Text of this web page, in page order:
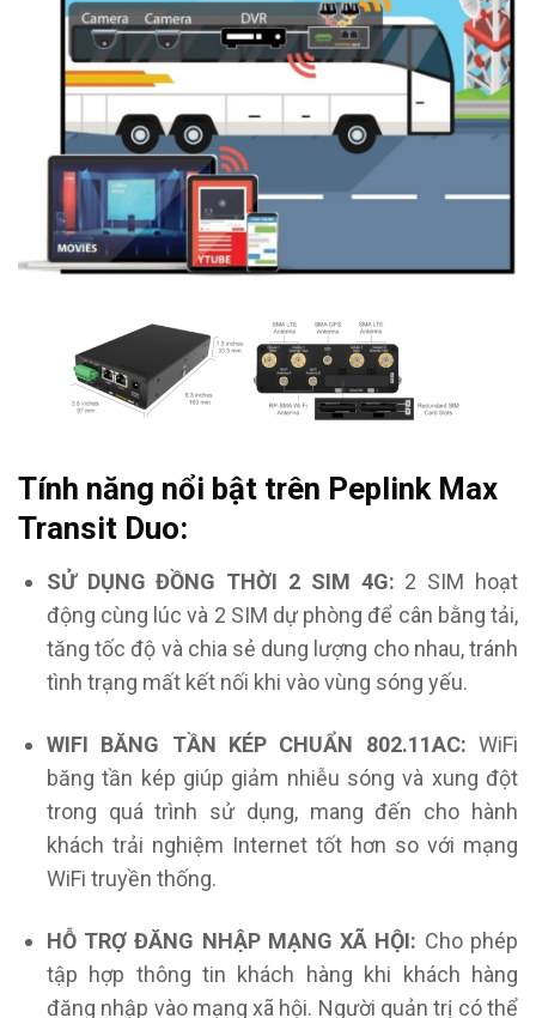
Tính năng nổi bật trên Peplink Max
Transit Duo:
SỬ DỤNG ĐỒNG THỜI 2 SIM 4G: 2 SIM hoạt
động cùng lúc và 2 SIM dự phòng để cân bằng tải,
tăng tốc độ và chia sẻ dung lượng cho nhau, tránh
tình trạng mất kết nối khi vào vùng sóng yếu.
WIFI BĂNG TẦN KÉP CHUẨN 802.11AC: WiFi
băng tần kép giúp giảm nhiễu sóng và xung đột
trong quá trình sử dụng, mang đến cho hành
khách trải nghiệm Internet tốt hơn so với mạng
WiFi truyền thống.
HỖ TRỢ ĐĂNG NHẬP MẠNG XÃ HỘI: Cho phép
tập hợp thông tin khách hàng khi khách hàng
đăng nhập vào mạng xã hội. Người quản trị có thể